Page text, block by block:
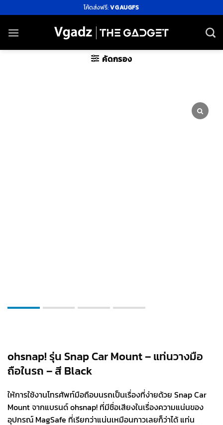
ไป
ยัง
โค้ดส่งฟรี:VGAUGFS
คัดกรอง
ohsnap! รุ่น Snap Car Mount – แท่นวางมือ
ถือในรถ – สี Black
ให้การใช้งานโทรศัพท์มือถือบนรถเป็นเรื่องที่ง่ายด้วย Snap Car
Mount จากแบรนด์ ohsnap! ที่มีชื่อเสียงในเรื่องความแน่นของ
อุปกรณ์ MagSafe ที่เรียกว่าแน่นเหมือนกาวเลยก็ว่าได้ แท่น